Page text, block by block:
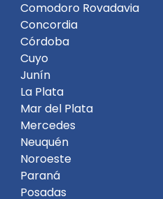
Comodoro Rovadavia
Concordia
Córdoba
Cuyo
Junín
La Plata
Mar del Plata
Mercedes
Neuquén
Noroeste
Paraná
Posadas